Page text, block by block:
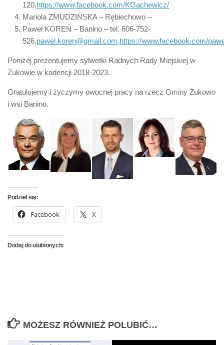
120,https://www.facebook.com/KGachewicz/
Mariola ZMUDZIŃSKA – Rębiechowo –
Paweł KOREŃ – Banino – tel. 606-752-
526,pawel.koren@gmail.com,https://www.facebook.com/
Poniżej prezentujemy sylwetki Radnych Rady Miejskiej w
Żukowie w kadencji 2018-2023.
Gratulujemy i życzymy owocnej pracy na rzecz Gminy Żukowo
i wsi Banino.
Podziel się:
Facebook X
Dodaj do ulubionych:
MOŻESZ RÓWNIEŻ POLUBIĆ…